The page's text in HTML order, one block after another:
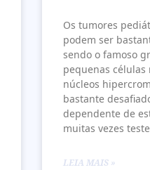
Os tumores
podem ser
sendo o famoso
pequenas células
núcleos
bastante
dependente de
muitas vezes
LEIA MAIS »